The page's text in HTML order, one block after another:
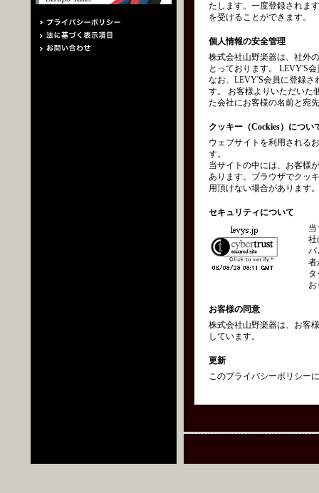
たします。一度登録されま
を受けることができます。
個人情報の安全管理
株式会社山野楽器は、社外
とっております。 LEVY'S
なお、LEVY'S会員に登録さ
す。 お客様よりいただいた
た会社にお客様の名前と宛
クッキー（Cockies）につい
ウェブサイトを利用される
す。
当サイトの中には、お客様
あります。ブラウザでクッ
用頂けない場合があります。
セキュリティについて
社
バ
者
お客様の同意
株式会社山野楽器は、お客
しています。
更新
このプライバシーポリシー